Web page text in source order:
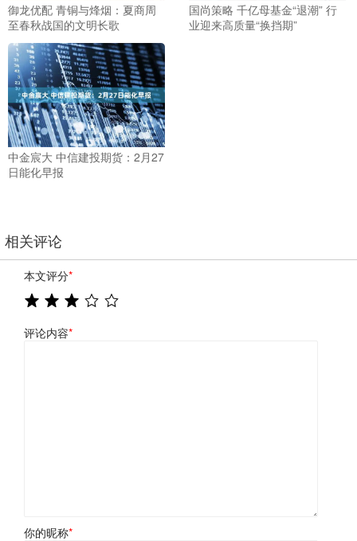
御龙优配 青铜与烽烟：夏商周
至春秋战国的文明长歌
国尚策略 千亿母基金“退潮” 行
业迎来高质量“换挡期”
中金宸大 中信建投期货：2月27
日能化早报
相关评论
本文评分*
评论内容*
你的昵称*